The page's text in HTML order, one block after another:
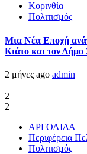
Κορινθία
Πολιτισμός
Μια Νέα Εποχή
Κιάτο και τον Δήμο
2 μήνες ago admin
2
2
ΑΡΓΟΛΙΔΑ
Περιφέρεια
Πολιτισμός